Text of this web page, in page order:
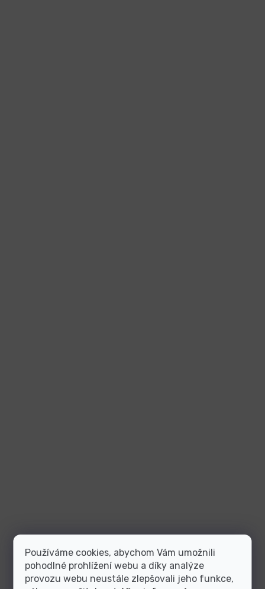
Používáme cookies, abychom Vám umožnili
pohodlné prohlížení webu a díky analýze
provozu webu neustále zlepšovali jeho funkce,